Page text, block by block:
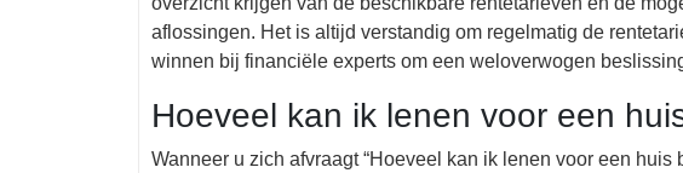
aflossingen. Het is altijd verstandig om regelmatig de
winnen bij financiële experts om een weloverwogen
Hoeveel kan ik lenen voor een
Wanneer u zich afvraagt “Hoeveel kan ik lenen voor een huis